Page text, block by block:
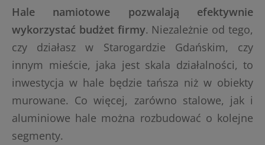
Hale namiotowe pozwalają efektywnie
wykorzystać budżet firmy. Niezależnie od tego,
czy działasz w Starogardzie Gdańskim, czy
innym mieście, jaka jest skala działalności, to
inwestycja w hale będzie tańsza niż w obiekty
murowane. Co więcej, zarówno stalowe, jak i
aluminiowe hale można rozbudować o kolejne
segmenty.